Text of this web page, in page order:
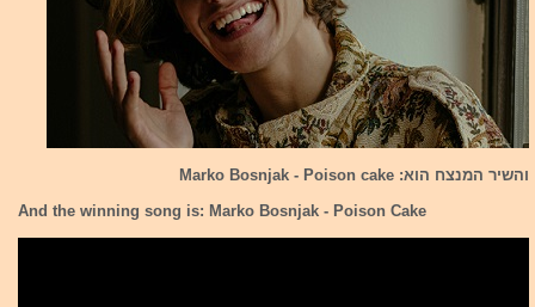
והשיר המנצח הוא: Marko Bosnjak - Poison cake
And the winning song is: Marko Bosnjak - Poison Cake